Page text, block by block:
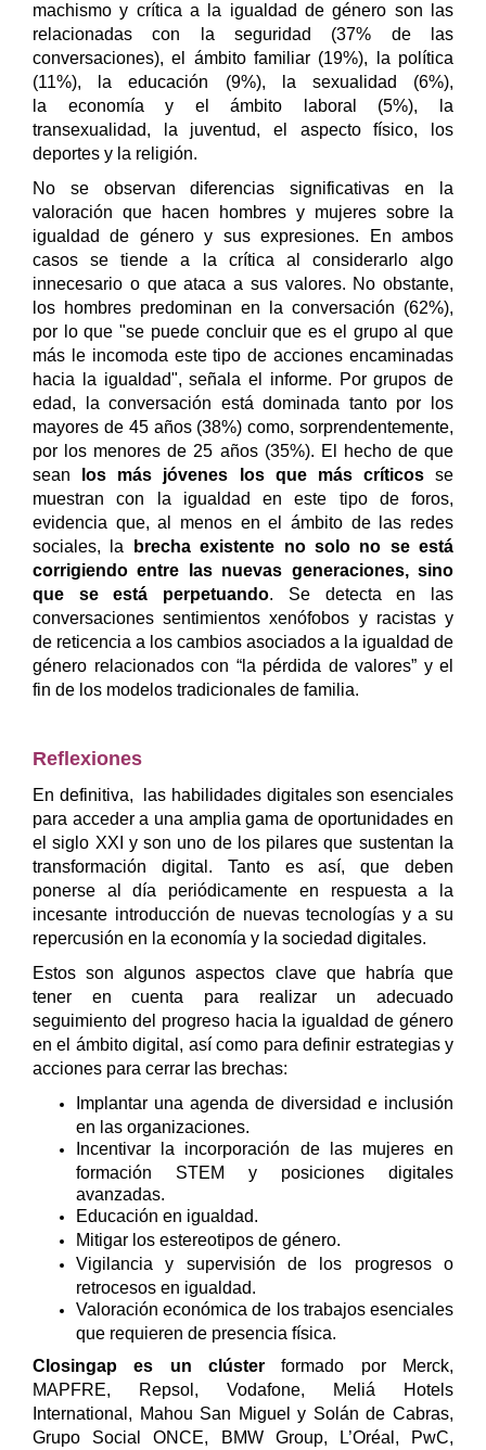
machismo y crítica a la igualdad de género son las
relacionadas con la seguridad (37% de las
conversaciones), el ámbito familiar (19%), la política
(11%), la educación (9%), la sexualidad (6%),
la economía y el ámbito laboral (5%), la
transexualidad, la juventud, el aspecto físico, los
deportes y la religión.
No se observan diferencias significativas en la
valoración que hacen hombres y mujeres sobre la
igualdad de género y sus expresiones. En ambos
casos se tiende a la crítica al considerarlo algo
innecesario o que ataca a sus valores. No obstante,
los hombres predominan en la conversación (62%),
por lo que "se puede concluir que es el grupo al que
más le incomoda este tipo de acciones encaminadas
hacia la igualdad", señala el informe. Por grupos de
edad, la conversación está dominada tanto por los
mayores de 45 años (38%) como, sorprendentemente,
por los menores de 25 años (35%). El hecho de que
sean
los más jóvenes los que más críticosse
muestran con la igualdad en este tipo de foros,
evidencia que, al menos en el ámbito de las redes
sociales, la
brecha existente no solo no se está
corrigiendo entre las nuevas generaciones, sino
que se está perpetuando. Se detecta en las
conversaciones sentimientos xenófobos y racistas y
de reticencia a los cambios asociados a la igualdad de
género relacionados con “la pérdida de valores” y el
fin de los modelos tradicionales de familia.
Reflexiones
En definitiva, las habilidades digitales son esenciales
para acceder a una amplia gama de oportunidades en
el siglo XXI y son uno de los pilares que sustentan la
transformación digital. Tanto es así, que deben
ponerse al día periódicamente en respuesta a la
incesante introducción de nuevas tecnologías y a su
repercusión en la economía y la sociedad digitales.
Estos son algunos aspectos clave que habría que
tener en cuenta para realizar un adecuado
seguimiento del progreso hacia la igualdad de género
en el ámbito digital, así como para definir estrategias y
acciones para cerrar las brechas:
Implantar una agenda de diversidad e inclusión
en las organizaciones.
Incentivar la incorporación de las mujeres en
formación STEM y posiciones digitales
avanzadas.
Educación en igualdad.
Mitigar los estereotipos de género.
Vigilancia y supervisión de los progresos o
retrocesos en igualdad.
Valoración económica de los trabajos esenciales
que requieren de presencia física.
Closingap es un clúster formado por Merck,
MAPFRE, Repsol, Vodafone, Meliá Hotels
International, Mahou San Miguel y Solán de Cabras,
Grupo Social ONCE, BMW Group, L’Oréal, PwC,